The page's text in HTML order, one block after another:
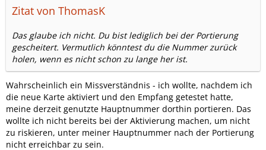
Zitat von ThomasK
Das glaube ich nicht. Du bist lediglich bei der Portierung
gescheitert. Vermutlich könntest du die Nummer zurück
holen, wenn es nicht schon zu lange her ist.
Wahrscheinlich ein Missverständnis - ich wollte, nachdem ich
die neue Karte aktiviert und den Empfang getestet hatte,
meine derzeit genutzte Hauptnummer dorthin portieren. Das
wollte ich nicht bereits bei der Aktivierung machen, um nicht
zu riskieren, unter meiner Hauptnummer nach der Portierung
nicht erreichbar zu sein.